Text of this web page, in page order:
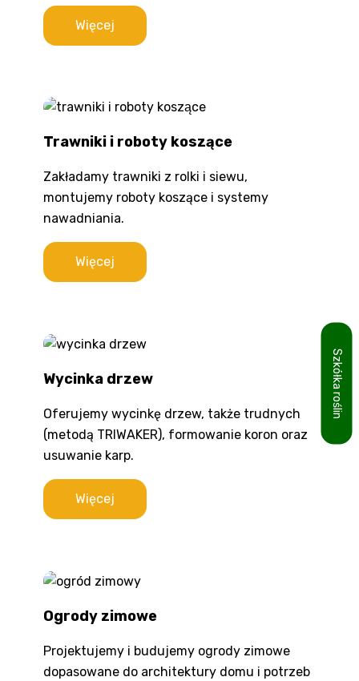
Więcej
Trawniki i roboty koszące
Zakładamy trawniki z rolki i siewu,
montujemy roboty koszące i systemy
nawadniania.
Więcej
Wycinka drzew
Oferujemy wycinkę drzew, także trudnych
(metodą TRIWAKER), formowanie koron oraz
usuwanie karp.
Więcej
Ogrody zimowe
Projektujemy i budujemy ogrody zimowe
dopasowane do architektury domu i potrzeb
Szkółka roślin